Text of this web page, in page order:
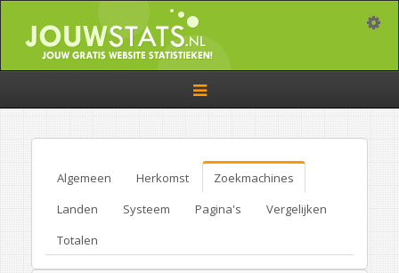
Toggle
navigation
Algemeen Herkomst
Zoekmachines
Landen
Systeem Pagina's
Vergelijken
Totalen